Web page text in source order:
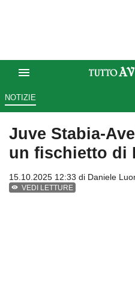
NOTIZIE
Juve Stabia-
un fischietto di
15.10.2025 12:33 di Daniele
VEDI LETTURE